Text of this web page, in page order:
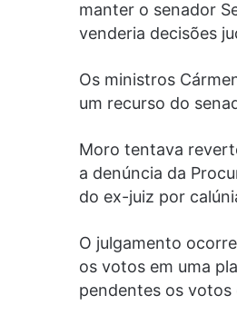
manter o senador
venderia decisões
Os ministros
um recurso do
Moro tentava
a denúncia da
do ex-juiz por
O julgamento
os votos em uma
pendentes os votos